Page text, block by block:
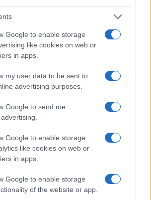
Google to enable storage
like cookies on web or
in apps.
my user data to be sent to
advertising purposes.
Google to send me
Google to enable storage
like cookies on web or
in apps.
Google to enable storage
of the website or app.
aprueba la adquisición de Webster Bank